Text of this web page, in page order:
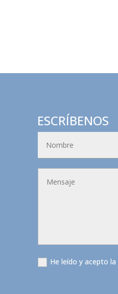
ESCRÍBENOS
He leído y acepto la